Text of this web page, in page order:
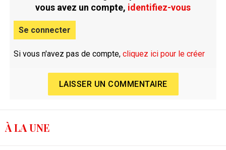
vous avez un compte, identifiez-vous
Se connecter
Si vous n'avez pas de compte, cliquez ici pour le créer
LAISSER UN COMMENTAIRE
À LA UNE